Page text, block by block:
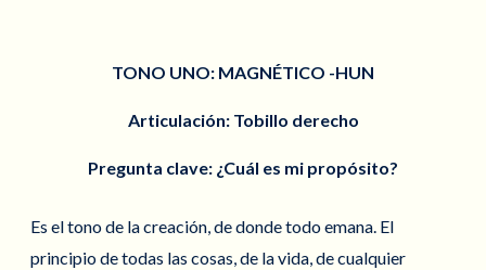
TONO UNO: MAGNÉTICO -HUN
Articulación: Tobillo derecho
Pregunta clave: ¿Cuál es mi propósito?
Es el tono de la creación, de donde todo emana. El
principio de todas las cosas, de la vida, de cualquier